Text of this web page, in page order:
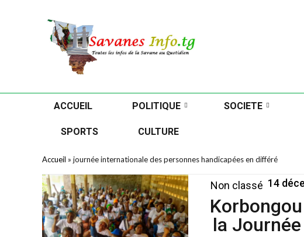
ACCUEIL POLITIQUE SOCIETE
SPORTS CULTURE
Accueil » journée internationale des personnes handicapées en différé
Non classé 14
la